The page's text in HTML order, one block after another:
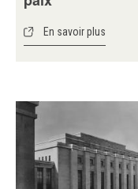
En savoir plus